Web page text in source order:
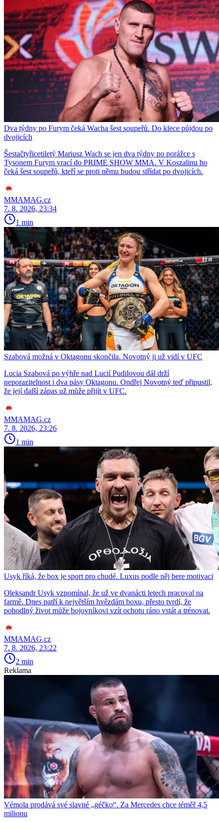
Dva týdny po Furym čeká Wacha šest soupeřů. Do klece půjdou po
dvojicích
Šestačtyřicetiletý Mariusz Wach se jen dva týdny po porážce s
Tysonem Furym vrací do PRIME SHOW MMA. V Koszalinu ho
čeká šest soupeřů, kteří se proti němu budou střídat po dvojicích.
MMAMAG.cz
7. 8. 2026, 23:34
1 min
Szabová možná v Oktagonu skončila. Novotný ji už vidí v UFC
Lucia Szabová po výhře nad Lucií Pudilovou dál drží
neporazitelnost i dva pásy Oktagonu. Ondřej Novotný teď připustil,
že její další zápas už může přijít v UFC.
MMAMAG.cz
7. 8. 2026, 23:26
1 min
Usyk říká, že box je sport pro chudé. Luxus podle něj bere motivaci
Oleksandr Usyk vzpomínal, že už ve dvanácti letech pracoval na
farmě. Dnes patří k největším hvězdám boxu, přesto tvrdí, že
pohodlný život může bojovníkovi vzít ochotu ráno vstát a trénovat.
MMAMAG.cz
7. 8. 2026, 23:22
2 min
Reklama
Vémola prodává své slavné „géčko“. Za Mercedes chce téměř 4,5
milionu